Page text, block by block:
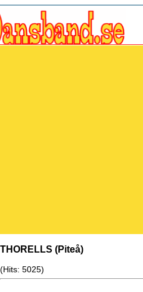
THORELLS (Piteå)
(Hits: 5025)